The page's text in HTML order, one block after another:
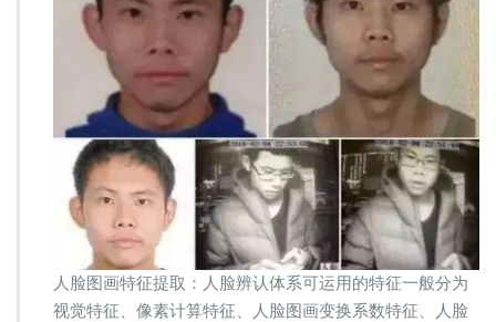
人脸图画特征提取：人脸辨认体系可运用的特征一般分为
视觉特征、像素计算特征、人脸图画变换系数特征、人脸